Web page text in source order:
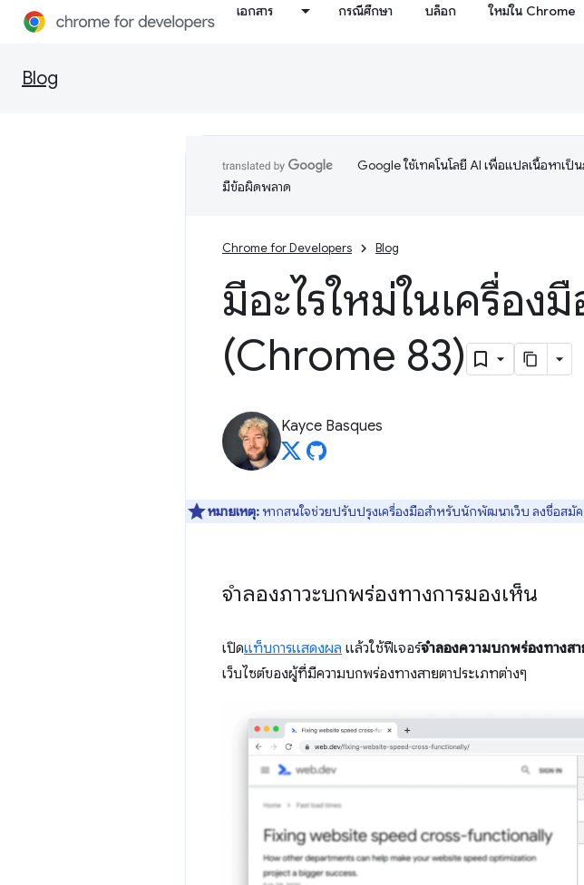
เอกสาร กรณีศึกษา บล็อก ใหม่ใน Chrome
Blog
Google ใช้เทคโนโลยี AI เพื่อแปลเนื้อหาเ
มีข้อผิดพลาด
Chrome for Developers Blog
มีอะไรใหม่ในเครื่อ
(Chrome 83)
Kayce Basques
หมายเหตุ: หากสนใจช่วยปรับปรุงเครื่องมือสำหรับนักพัฒนาเว็บ ลงชื่อสมัค
จำลองภาวะบกพร่องทางการมองเห็น
เปิดแท็บการแสดงผล แล้วใช้ฟีเจอร์จำลองความบกพร่องทางส
เว็บไซต์ของผู้ที่มีความบกพร่องทางสายตาประเภทต่างๆ